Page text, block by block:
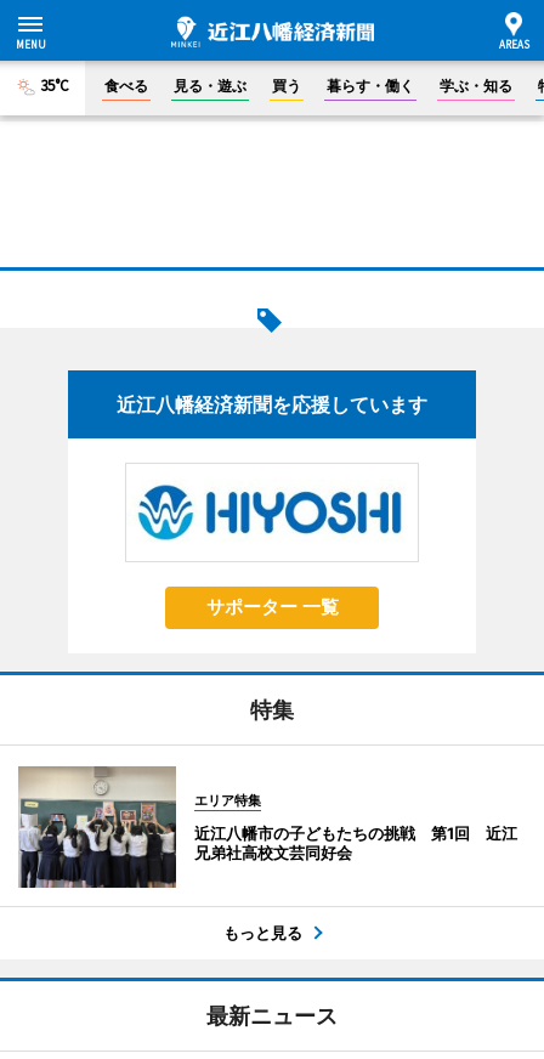
35°C 食べる 見る・遊ぶ 買う 暮らす・働く 学ぶ・知る
近江八幡経済新聞を応援しています
サポーター 一覧
特集
エリア特集
近江八幡市の子どもたちの挑戦 第1回 近江
兄弟社高校文芸同好会
もっと見る
最新ニュース